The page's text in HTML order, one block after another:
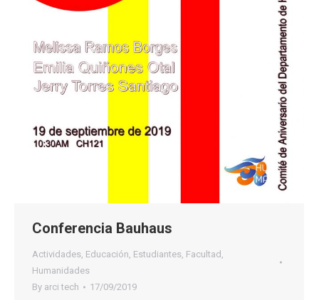
Conferencia Bauhaus
Actividades, Educación, Estudiantes, Facultad ,
Humanidades
By arci tech 17/09/2019